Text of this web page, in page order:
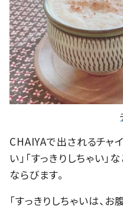
CHAIYAで出されるチャイ
い」「すっきりしちゃい
ならびます。
「すっきりしちゃいは、